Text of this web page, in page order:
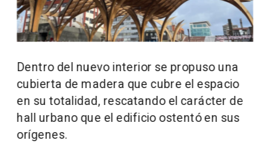
Dentro del nuevo interior se propuso una
cubierta de madera que cubre el espacio
en su totalidad, rescatando el carácter de
hall urbano que el edificio ostentó en sus
orígenes.